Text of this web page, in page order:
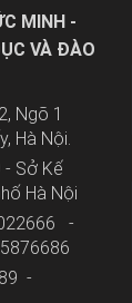
MINH -
VÀ ĐÀO
Ngõ 1
Hà Nội.
- Sở Kế
Hà Nội
-
-